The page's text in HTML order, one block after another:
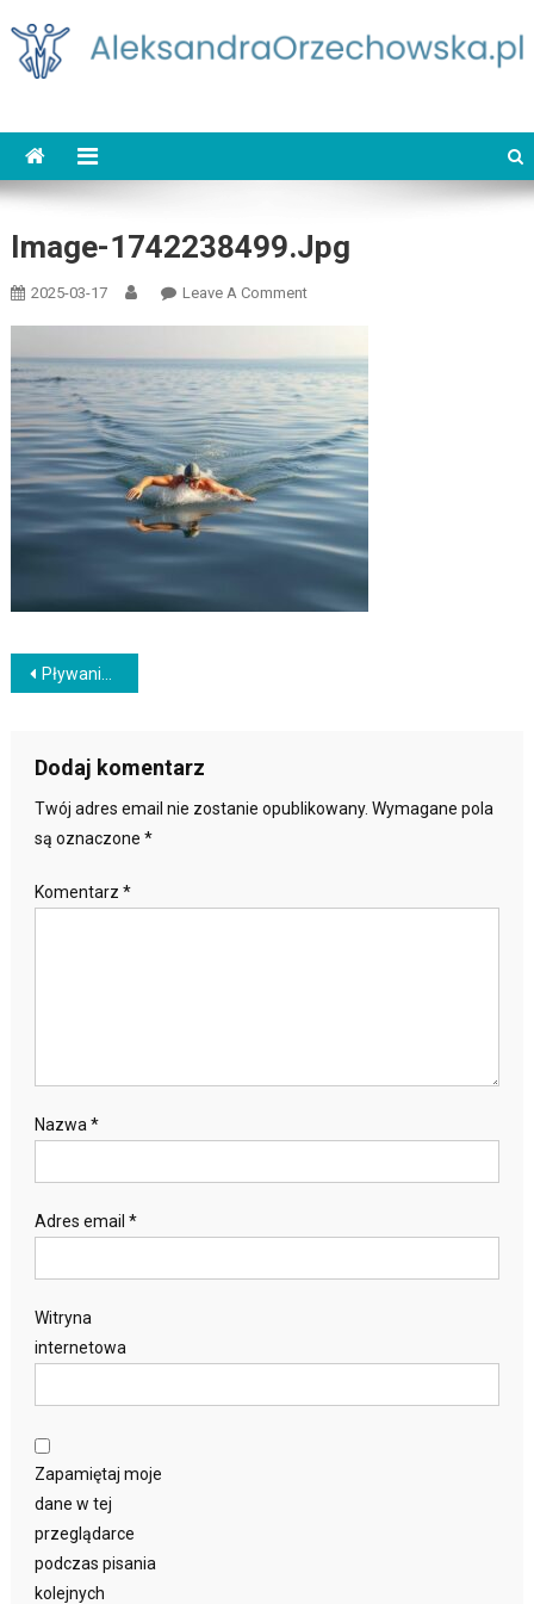
content
Image-1742238499.jpg
2025-03-17 Leave A CommentOn
Nawigacja
Pływanie długodystansowe: Techniki, trening i przygotowanie do zawodów
Dodaj komentarz
Twój adres email nie zostanie opublikowany. Wymagane pola
są oznaczone *
Komentarz *
Nazwa *
Adres email *
Witryna
internetowa
Zapamiętaj moje
dane w tej
przeglądarce
podczas pisania
kolejnych